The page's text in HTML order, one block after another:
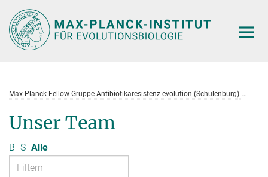
Hauptinhalt
Max-Planck Fellow Gruppe Antibiotikaresistenz-evolution (Schulenburg)
Unser Team
B S Alle